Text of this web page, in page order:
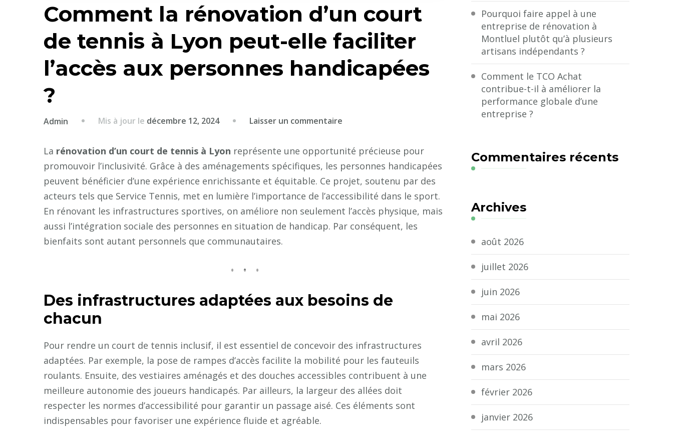
Comment la rénovation d’un court
de tennis à Lyon peut-elle faciliter
l’accès aux personnes handicapées
?
Admin Mis à jour le décembre 12, 2024 Laisser un commentaire
la
court
de
tennis
à
l’accès
?
La rénovation d’un court de tennis à Lyon représente une opportunité précieuse pour
promouvoir l’inclusivité. Grâce à des aménagements spécifiques, les personnes handicapées
peuvent bénéficier d’une expérience enrichissante et équitable. Ce projet, soutenu par des
acteurs tels que Service Tennis, met en lumière l’importance de l’accessibilité dans le sport.
En rénovant les infrastructures sportives, on améliore non seulement l’accès physique, mais
aussi l’intégration sociale des personnes en situation de handicap. Par conséquent, les
bienfaits sont autant personnels que communautaires.
Des infrastructures adaptées aux besoins de
chacun
Pour rendre un court de tennis inclusif, il est essentiel de concevoir des infrastructures
adaptées. Par exemple, la pose de rampes d’accès facilite la mobilité pour les fauteuils
roulants. Ensuite, des vestiaires aménagés et des douches accessibles contribuent à une
meilleure autonomie des joueurs handicapés. Par ailleurs, la largeur des allées doit
respecter les normes d’accessibilité pour garantir un passage aisé. Ces éléments sont
indispensables pour favoriser une expérience fluide et agréable.
Pourquoi faire appel à une
entreprise de rénovation à
Montluel plutôt qu’à plusieurs
artisans indépendants ?
Comment le TCO Achat
contribue-t-il à améliorer la
performance globale d’une
entreprise ?
Commentaires récents
Archives
août 2026
juillet 2026
juin 2026
mai 2026
avril 2026
mars 2026
février 2026
janvier 2026